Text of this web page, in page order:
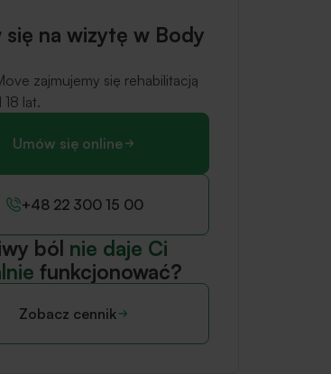
się na wizytę w Body
zajmujemy się rehabilitacją
lat.
Umów się online
+48 22 300 15 00
ból nie daje Ci
funkcjonować?
Zobacz cennik